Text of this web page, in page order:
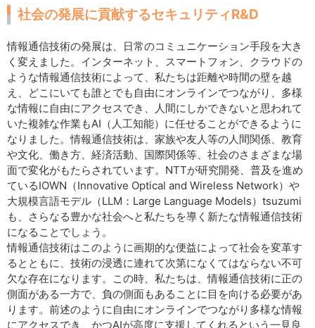
社会の発展に貢献するセキュリティR&D
情報通信技術の発展は、日常のコミュニケーション手段を大き
く変えました。インターネット、スマートフォン、クラウドの
ような情報通信技術によって、私たちは距離や時間の壁を越
え、どこにいても誰とでも自由にオンラインでつながり、多様
な情報に自由にアクセスでき、人間にしかできないと思われて
いた複雑な作業もAI（人工知能）に任せることができるように
なりました。情報通信技術は、家族や友人等の人間関係、教育
や文化、働き方、経済活動、国際関係等、社会のさまざまな場
面で変化がもたらされています。NTTが研究開発、普及を進め
ているIOWN（Innovative Optical and Wireless Network）や
大規模言語モデル（LLM：Large Language Models）tsuzumi
も、さらなる豊かな社会へと私たちを導く新たな情報通信技術
になることでしょう。
情報通信技術はこのように画期的な便益によって社会を変革す
るとともに、技術の浸透に連れて次第になくてはならない不可
欠な存在になります。この時、私たちは、情報通信技術に正の
側面がある一方で、負の側面もあることに目を向ける必要があ
ります。前述のように自由にオンラインでつながり多様な情報
にアクセスでき、かつAIが高度に支援してくれるという一見良